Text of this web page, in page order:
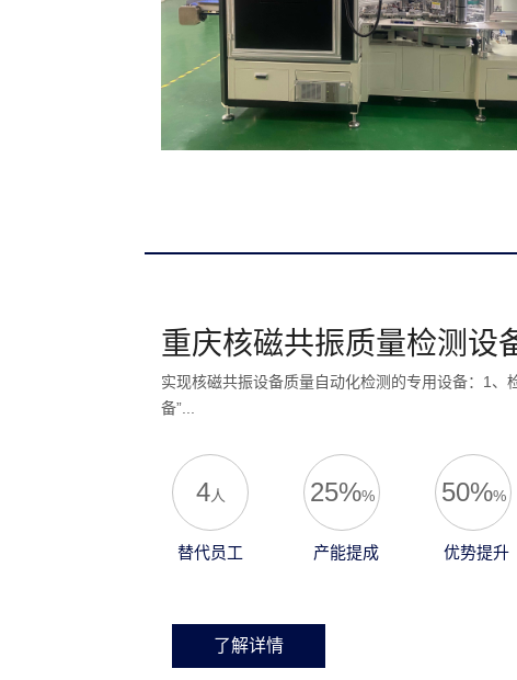
重庆核磁共振质量检测设
实现核磁共振设备质量自动化检测的专用设备：1、
备”...
4人
替代员工
25%%
产能提成
50%%
优势提升
了解详情